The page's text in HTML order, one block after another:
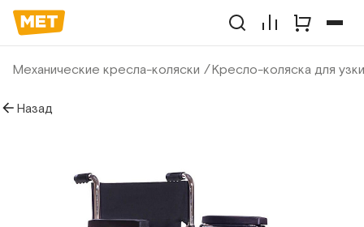
Механические кресла-коляски Кресло-коляска для
Назад